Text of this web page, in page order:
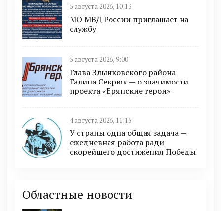
5 августа 2026, 10:13
МО МВД России приглашает на
службу
5 августа 2026, 9:00
Глава Злынковского района
Галина Севрюк — о значимости
проекта «Брянские герои»
4 августа 2026, 11:15
У страны одна общая задача —
ежедневная работа ради
скорейшего достижения Победы
Областные новости